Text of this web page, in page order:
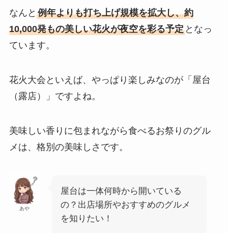
なんと 例年よりも打ち上げ規模を拡大し、約
10,000発もの美しい花火が夜空を彩る予定となっ
ています。
花火大会といえば、やっぱり楽しみなのが「屋台
（露店）」ですよね。
美味しい香りに包まれながら食べるお祭りのグル
メは、格別の美味しさです。
あや
屋台は一体何時から開いている
の？出店場所やおすすめのグルメ
を知りたい！